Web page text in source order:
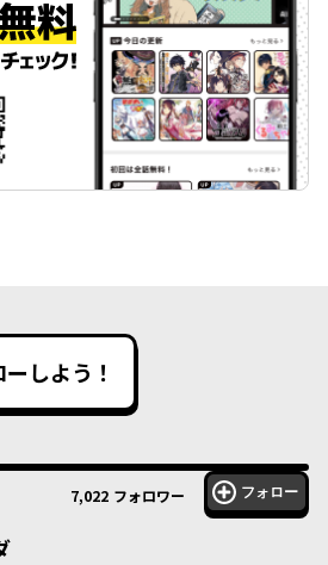
しよう！
7,022 フォロワー フォロー